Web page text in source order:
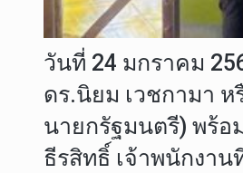
วันที่ 24 มกราคม
ดร.นิยม เวชกามา
นายกรัฐมนตรี) พร้อ
ธีรสิทธิ์ เจ้าพนักงา